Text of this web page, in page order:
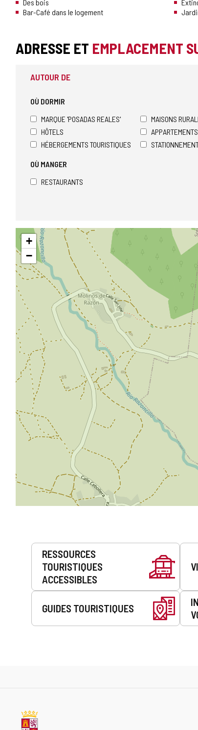
Des bois
Bar-Café dans le logement
ADRESSE ET EMPLACEMENT
AUTOUR DE
OÙ DORMIR
MARQUE 'POSADAS REALES'
MAISONS
HÔTELS
APPARTEMENTS
HÉBERGEMENTS TOURISTIQUES
OÙ MANGER
RESTAURANTS
Sauter
carte
+
−
Prestations
RESSOURCES
TOURISTIQUES
ACCESSIBLES
GUIDES TOURISTIQUES